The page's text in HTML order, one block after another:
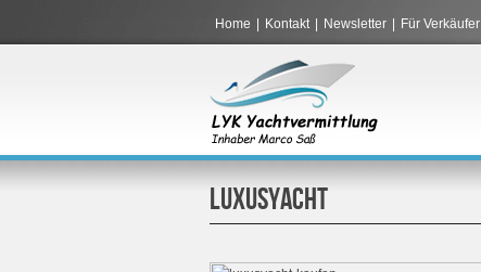
Home Kontakt Newsletter Für Verkäufer
LUXUSYACHT